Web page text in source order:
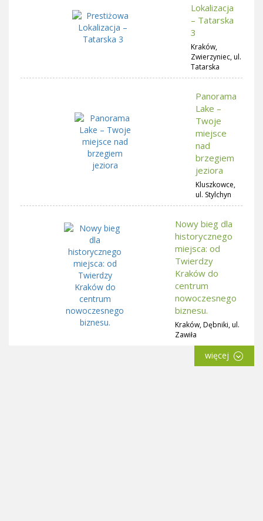
Lokalizacja
– Tatarska
3
Kraków,
Zwierzyniec, ul.
Tatarska
Panorama
Lake –
Twoje
miejsce
nad
brzegiem
jeziora
Kluszkowce,
ul. Stylchyn
Nowy bieg dla
historycznego
miejsca: od
Twierdzy
Kraków do
centrum
nowoczesnego
biznesu.
Kraków, Dębniki, ul.
Zawiła
więcej